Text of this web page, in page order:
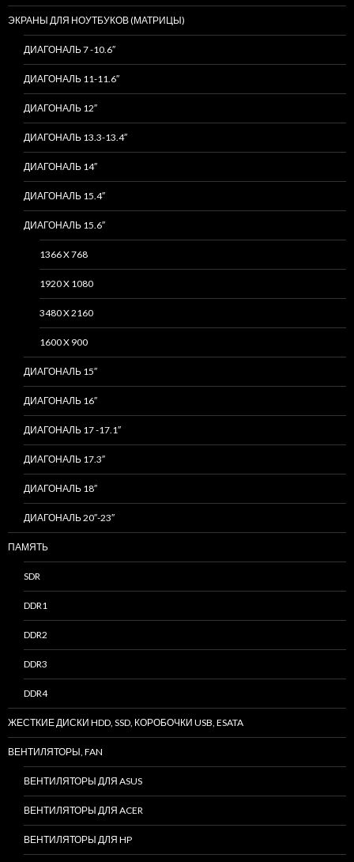
ЭКРАНЫ ДЛЯ НОУТБУКОВ (МАТРИЦЫ)
ДИАГОНАЛЬ 7 -10.6″
ДИАГОНАЛЬ 11-11.6″
ДИАГОНАЛЬ 12″
ДИАГОНАЛЬ 13.3-13.4″
ДИАГОНАЛЬ 14″
ДИАГОНАЛЬ 15.4″
ДИАГОНАЛЬ 15.6″
1366 X 768
1920 X 1080
3480 X 2160
1600 X 900
ДИАГОНАЛЬ 15″
ДИАГОНАЛЬ 16″
ДИАГОНАЛЬ 17 -17.1″
ДИАГОНАЛЬ 17.3″
ДИАГОНАЛЬ 18″
ДИАГОНАЛЬ 20″-23″
ПАМЯТЬ
SDR
DDR1
DDR2
DDR3
DDR4
ЖЕСТКИЕ ДИСКИ HDD, SSD, КОРОБОЧКИ USB, ESATA
ВЕНТИЛЯТОРЫ, FAN
ВЕНТИЛЯТОРЫ ДЛЯ ASUS
ВЕНТИЛЯТОРЫ ДЛЯ ACER
ВЕНТИЛЯТОРЫ ДЛЯ HP